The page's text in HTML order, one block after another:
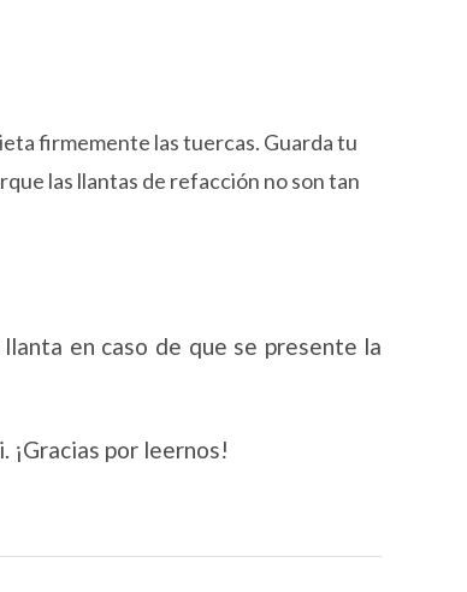
firmemente las tuercas. Guarda tu
las llantas de refacción no son tan
en caso de que se presente la
¡Gracias por leernos!